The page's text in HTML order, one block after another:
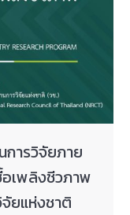
การวิจัยภาย
อเพลิงชีวภาพ
ยแห่งชาติ